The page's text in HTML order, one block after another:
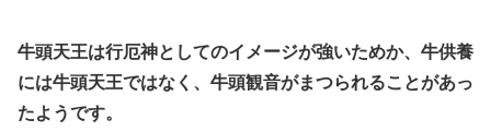
牛頭天王は行厄神としてのイメージが強いためか、牛供養
には牛頭天王ではなく、牛頭観音がまつられることがあっ
たようです。